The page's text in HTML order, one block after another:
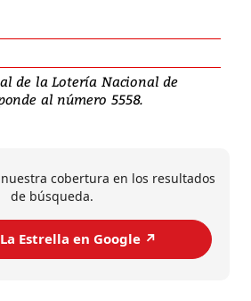
de la Lotería Nacional de
al número 5558.
cobertura en los resultados
de búsqueda.
Estrella en Google ↗️